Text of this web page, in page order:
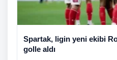
Spartak, ligin yeni ekibi
golle aldı